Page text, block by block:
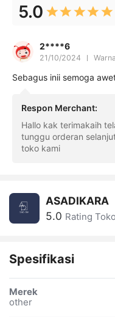
5.0
2****6
21/10/2024
Sebagus inii semoga
Respon Merchant:
Hallo kak terimakaih
tunggu orderan
toko kami
ASADIKARA
5.0 Rating Toko
Spesifikasi
Merek
other